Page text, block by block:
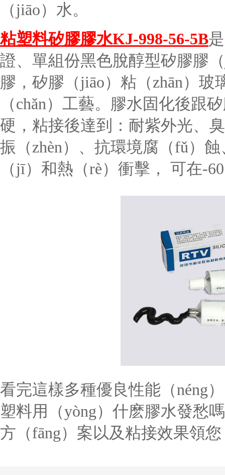
（jiāo）水。
粘塑料矽膠膠水KJ-998-56-5B
證、單組份黑色脫醇型矽膠膠
膠，矽膠（jiāo）粘（zhān）玻
（chǎn）工藝。膠水固化後跟
硬，粘接後達到：耐紫外光、
振（zhèn）、抗環境腐（fǔ）
（jī）和熱（rè）衝擊， 可在-60
看完這樣多種優良性能（néng
塑料用（yòng）什麽膠水發愁
方（fāng）案以及粘接效果領